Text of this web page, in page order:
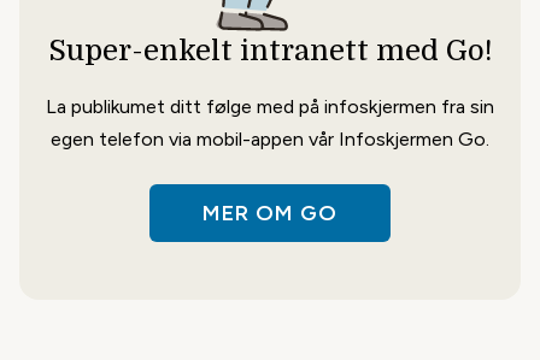
med vår kjekke integrasjon mot
Microsoft.
Super-enkelt intranett med Go!
La publikumet ditt følge med på infoskjermen fra sin
egen telefon via mobil-appen vår Infoskjermen Go.
MER OM GO